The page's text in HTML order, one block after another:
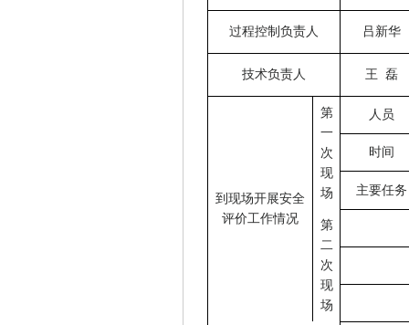
过程控制负责人 吕新华
技术负责人 王 磊
到现场开展安全
评价工作情况
第
一
次
现
场
人员
时间
主要任务
第
二
次
现
场